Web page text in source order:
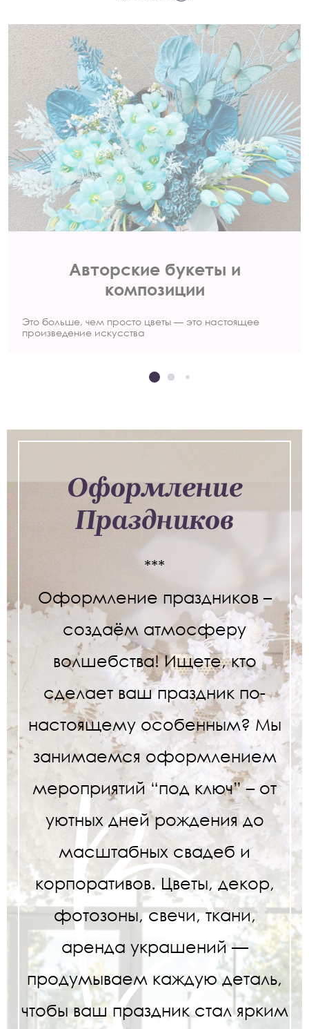
Авторские букеты и
композиции
Это больше, чем просто цветы — это настоящее
произведение искусства
Оформление
Праздников
***
Оформление праздников –
создаём атмосферу
волшебства! Ищете, кто
сделает ваш праздник по-
настоящему особенным? Мы
занимаемся оформлением
мероприятий “под ключ” – от
уютных дней рождения до
масштабных свадеб и
корпоративов. Цветы, декор,
фотозоны, свечи, ткани,
аренда украшений —
продумываем каждую деталь,
чтобы ваш праздник стал ярким